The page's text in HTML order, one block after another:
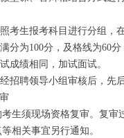
生报考科目进行分组，在
为100分，及格线为60分
绩相同，加试面试。
聘领导小组审核后，先后
须现场资格复审。复审
相关事宜另行通知。